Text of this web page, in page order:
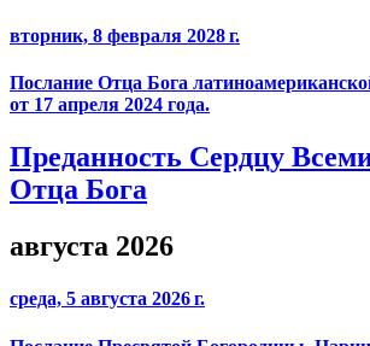
вторник, 8 февраля 2028 г.
Послание Отца Бога
от 17 апреля 2024 года.
Преданность Сердцу
Отца Бога
августа 2026
среда, 5 августа 2026 г.